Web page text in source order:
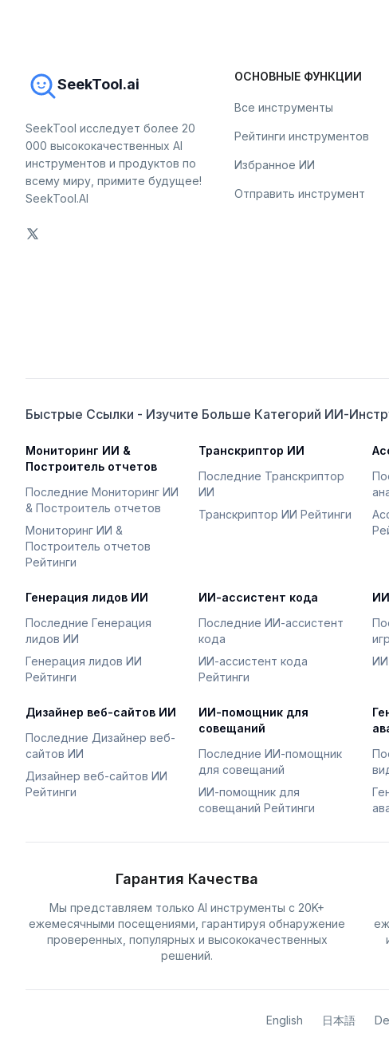
SeekTool.ai
SeekTool исследует более 20
000 высококачественных AI
инструментов и продуктов по
всему миру, примите будущее!
SeekTool.AI
ОСНОВНЫЕ ФУНКЦИИ
Все инструменты
Рейтинги инструментов
Избранное ИИ
Отправить инструмент
Быстрые Ссылки - Изучите Больше Категорий ИИ-
Мониторинг ИИ &
Построитель отчетов
Последние Мониторинг ИИ
& Построитель отчетов
Мониторинг ИИ &
Построитель отчетов
Рейтинги
Транскриптор ИИ
Последние Транскриптор
ИИ
Транскриптор ИИ Рейтинги
Генерация лидов ИИ
Последние Генерация
лидов ИИ
Генерация лидов ИИ
Рейтинги
ИИ-ассистент кода
Последние ИИ-ассистент
кода
ИИ-ассистент кода
Рейтинги
ИИ
Дизайнер веб-сайтов ИИ
Последние Дизайнер веб-
сайтов ИИ
Дизайнер веб-сайтов ИИ
Рейтинги
ИИ-помощник для
совещаний
Последние ИИ-помощник
для совещаний
ИИ-помощник для
совещаний Рейтинги
Гарантия Качества
Мы представляем только AI инструменты с 20K+
ежемесячными посещениями, гарантируя обнаружение
проверенных, популярных и высококачественных
решений.
English 日本語